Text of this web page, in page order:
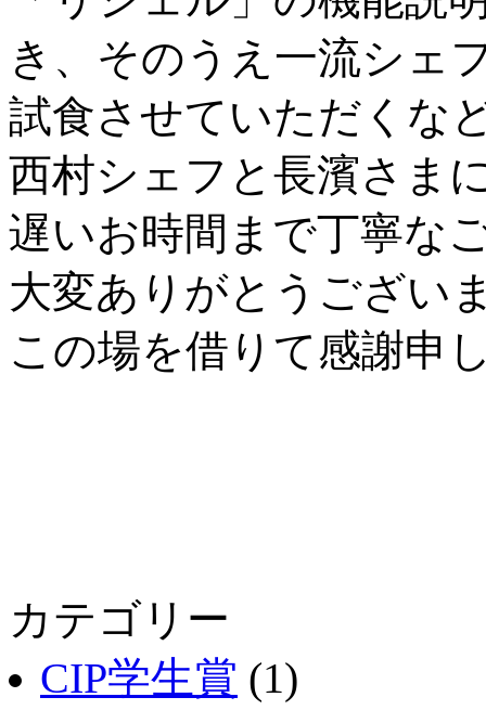
き、そのうえ一流シェ
試食させていただくな
西村シェフと長濱さま
遅いお時間まで丁寧な
大変ありがとうござい
この場を借りて感謝
カテゴリー
CIP学生賞 (1)